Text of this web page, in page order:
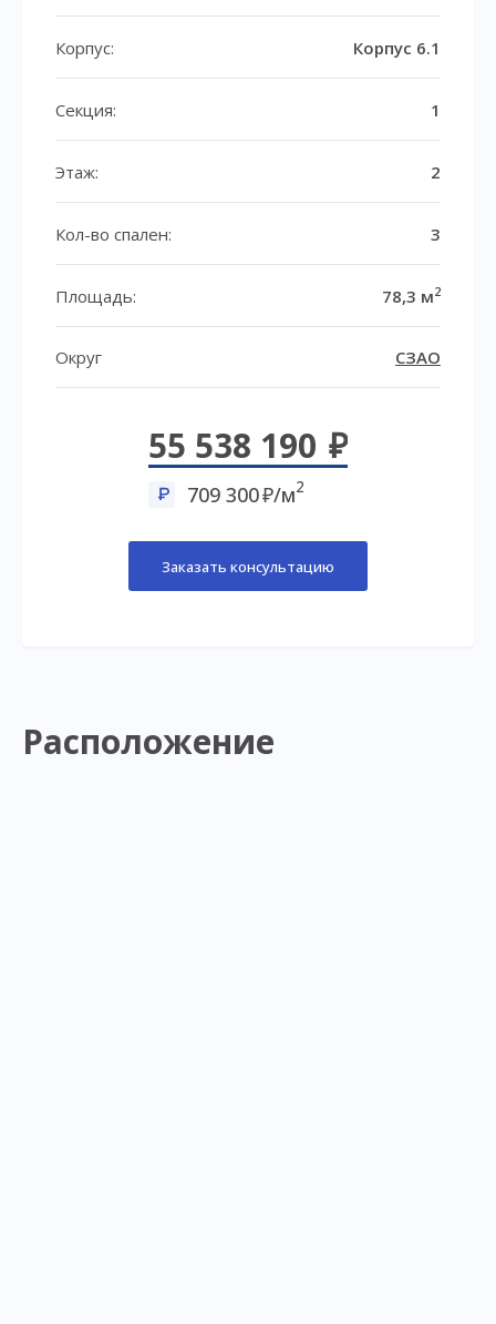
Корпус: Корпус 6.1
Секция: 1
Этаж: 2
Кол-во спален: 3
Площадь: 78,3 м2
Округ СЗАО
55 538 190
709 300 /м2
Заказать консультацию
Расположение